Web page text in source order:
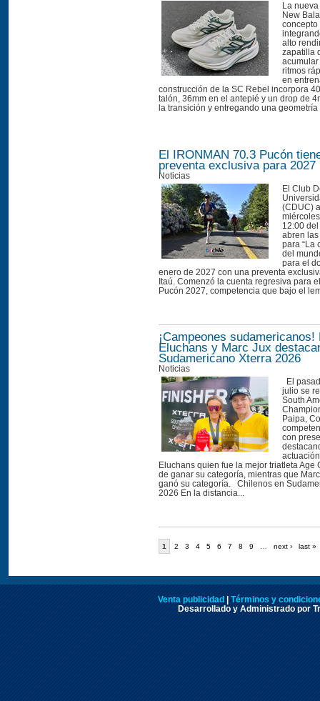
La
New
concepto
alto
zapatilla
ritmos
en
construcción de la SC Rebel incorpora
talón, 36mm en el antepié y un drop de
la transición y entregando una
El IRONMAN 70.3 Pucón
preventa exclusiva para 2027
Noticias
El Club
(CDUC)
12:00
abren
para “La
del
para el
enero de 2027 con una preventa
Itaú. Comenzó la cuenta regresiva para
Pucón 2027, competencia que bajo el
¡Campeones sudamericanos!
Eluchans y Marc Jux
Sudamericano Xterra 2026
Noticias
El
julio se
South
Paipa,
con
Eluchans quien fue la mejor triatleta Age
de ganar su categoría, mientras que
ganó su categoría. Chilenos en
2026 En la distancia...
1 2 3 4 5 6 7 8 9 … next › last »
Venta publicidad
Términos y
Desarrollado y Administrado por